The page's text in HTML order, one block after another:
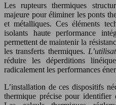
Les rupteurs thermiques
majeure pour éliminer les ponts
et métalliques. Ces éléments
isolants haute performance
permettent de maintenir la
les transferts thermiques.
réduire les déperditions
radicalement les performances
L’installation de ces dispositifs
thermique précise pour identifier